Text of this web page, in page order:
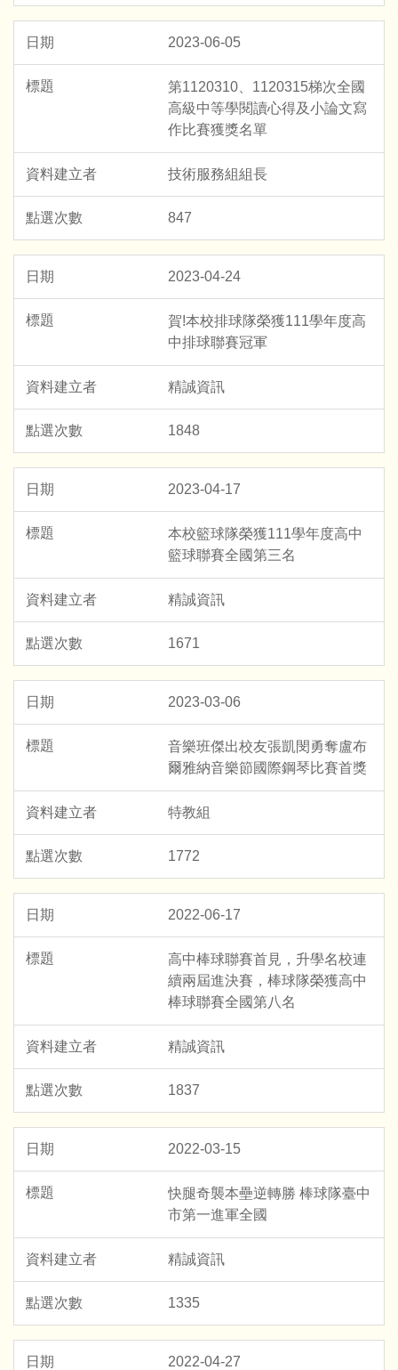
2023-06-05
第1120310、1120315梯次全國
高級中等學閱讀心得及小論文寫
作比賽獲獎名單
技術服務組組長
847
2023-04-24
賀!本校排球隊榮獲111學年度高
中排球聯賽冠軍
精誠資訊
1848
2023-04-17
本校籃球隊榮獲111學年度高中
籃球聯賽全國第三名
精誠資訊
1671
2023-03-06
音樂班傑出校友張凱閔勇奪盧布
爾雅納音樂節國際鋼琴比賽首獎
特教組
1772
2022-06-17
高中棒球聯賽首見，升學名校連
續兩屆進決賽，棒球隊榮獲高中
棒球聯賽全國第八名
精誠資訊
1837
2022-03-15
快腿奇襲本壘逆轉勝 棒球隊臺中
市第一進軍全國
精誠資訊
1335
2022-04-27